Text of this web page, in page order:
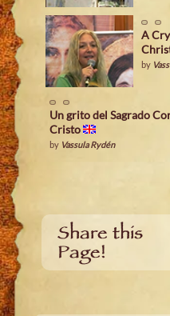
A
by
Un grito del Sagrado
Cristo
by Vassula Rydén
Share this
Page!